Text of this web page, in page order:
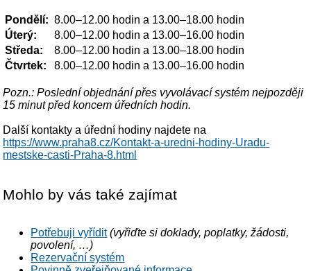
Pondělí: 8.00–12.00 hodin a 13.00–18.00 hodin
Úterý:
8.00–12.00 hodin a 13.00–16.00 hodin
Středa:
8.00–12.00 hodin a 13.00–18.00 hodin
Čtvrtek:
8.00–12.00 hodin a 13.00–16.00 hodin
Pozn.: Poslední objednání přes vyvolávací systém nejpozději
15 minut před koncem úředních hodin.
Další kontakty a úřední hodiny najdete na
https://www.praha8.cz/Kontakt-a-uredni-hodiny-Uradu-
mestske-casti-Praha-8.html
Mohlo by vás také zajímat
Potřebuji vyřídit (vyřiďte si doklady, poplatky, žádosti,
povolení, …)
Rezervační systém